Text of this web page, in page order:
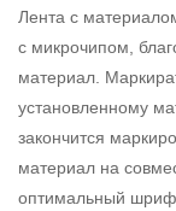
Лента с
с микрочипом,
материал.
установленному
закончится
материал на
оптимальный